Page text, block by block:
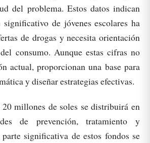
del problema. Estos datos indican
de jóvenes escolares ha
de drogas y necesita orientación
consumo. Aunque estas cifras no
actual, proporcionan una base para
y diseñar estrategias efectivas.
millones de soles se distribuirá en
de prevención, tratamiento y
significativa de estos fondos se